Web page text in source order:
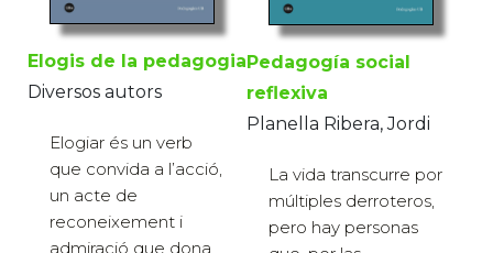
Elogis de la pedagogia
Diversos autors
Elogiar és un verb
que convida a l’acció,
un acte de
reconeixement i
admiració que dona
Pedagogía social
reflexiva
Planella Ribera, Jordi
La vida transcurre por
múltiples derroteros,
pero hay personas